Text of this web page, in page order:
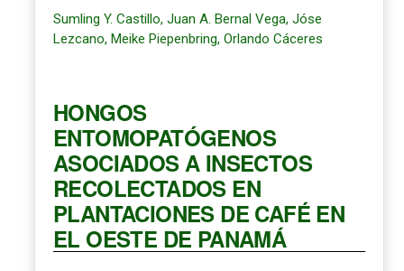
Sumling Y. Castillo, Juan A. Bernal Vega, Jóse
Lezcano, Meike Piepenbring, Orlando Cáceres
HONGOS
ENTOMOPATÓGENOS
ASOCIADOS A INSECTOS
RECOLECTADOS EN
PLANTACIONES DE CAFÉ EN
EL OESTE DE PANAMÁ